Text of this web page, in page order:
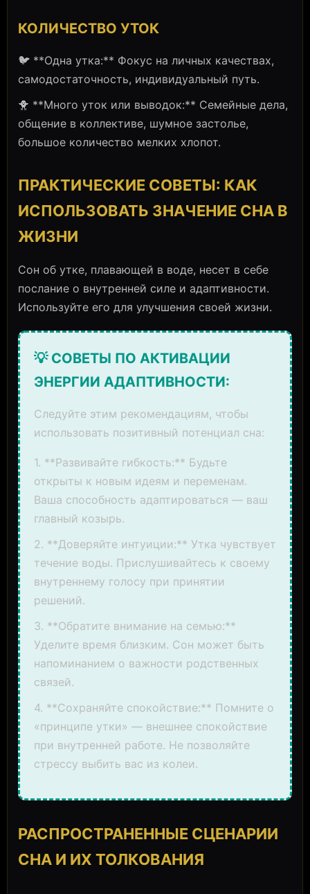
КОЛИЧЕСТВО УТОК
🐦 **Одна утка:** Фокус на личных качествах,
самодостаточность, индивидуальный путь.
🐥 **Много уток или выводок:** Семейные дела,
общение в коллективе, шумное застолье,
большое количество мелких хлопот.
ПРАКТИЧЕСКИЕ СОВЕТЫ: КАК
ИСПОЛЬЗОВАТЬ ЗНАЧЕНИЕ СНА В
ЖИЗНИ
Сон об утке, плавающей в воде, несет в себе
послание о внутренней силе и адаптивности.
Используйте его для улучшения своей жизни.
💡 СОВЕТЫ ПО АКТИВАЦИИ
ЭНЕРГИИ АДАПТИВНОСТИ:
Следуйте этим рекомендациям, чтобы
использовать позитивный потенциал сна:
1. **Развивайте гибкость:** Будьте
открыты к новым идеям и переменам.
Ваша способность адаптироваться — ваш
главный козырь.
2. **Доверяйте интуиции:** Утка чувствует
течение воды. Прислушивайтесь к своему
внутреннему голосу при принятии
решений.
3. **Обратите внимание на семью:**
Уделите время близким. Сон может быть
напоминанием о важности родственных
связей.
4. **Сохраняйте спокойствие:** Помните о
«принципе утки» — внешнее спокойствие
при внутренней работе. Не позволяйте
стрессу выбить вас из колеи.
РАСПРОСТРАНЕННЫЕ СЦЕНАРИИ
СНА И ИХ ТОЛКОВАНИЯ